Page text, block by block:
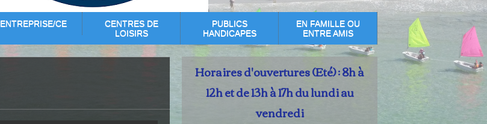
ENTREPRISE/CE
CENTRES DE
LOISIRS
PUBLICS
HANDICAPES
EN FAMILLE OU
ENTRE AMIS
Horaires d'ouvertures (Eté) : 8h à
12h et de 13h à 17h du lundi au
vendredi